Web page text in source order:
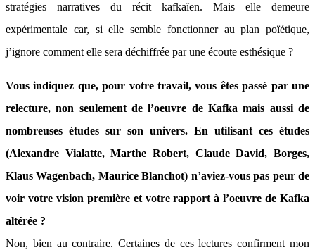
stratégies narratives du récit kafkaïen. Mais elle demeure
expérimentale car, si elle semble fonctionner au plan poïétique,
j’ignore comment elle sera déchiffrée par une écoute esthésique ?
Vous indiquez que, pour votre travail, vous êtes passé par une
relecture, non seulement de l’oeuvre de Kafka mais aussi de
nombreuses études sur son univers. En utilisant ces études
(Alexandre Vialatte, Marthe Robert, Claude David, Borges,
Klaus Wagenbach, Maurice Blanchot) n’aviez-vous pas peur de
voir votre vision première et votre rapport à l’oeuvre de Kafka
altérée ?
Non, bien au contraire. Certaines de ces lectures confirment mon